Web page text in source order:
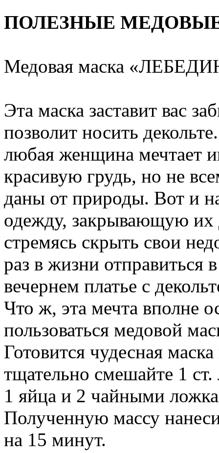
ПОЛЕЗНЫЕ
Медовая маска
Эта маска заставит вас
позволит носить
любая женщина мечтает
красивую грудь, но не
даны от природы. Вот и
одежду, закрывающую их
стремясь скрыть свои
раз в жизни отправиться
вечернем платье с
Что ж, эта мечта вполне
пользоваться медовой
Готовится чудесная
тщательно смешайте 1
1 яйца и 2 чайными
Полученную массу
на 15 минут.